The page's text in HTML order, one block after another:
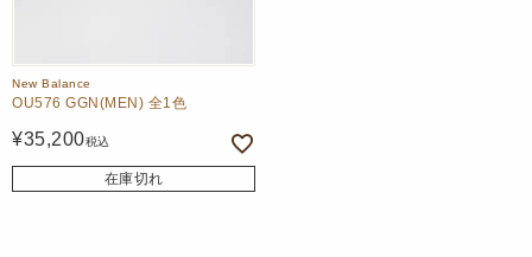
New Balance
OU576 GGN(MEN) 全1色
¥35,200税込
在庫切れ